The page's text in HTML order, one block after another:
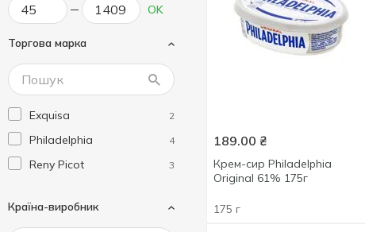
OK
Торгова марка
Exquisa 2
Philadelphia 4
Reny Picot 3
Країна-виробник
189.00 ₴
Крем-сир Philadelphia
Original 61% 175г
175 г